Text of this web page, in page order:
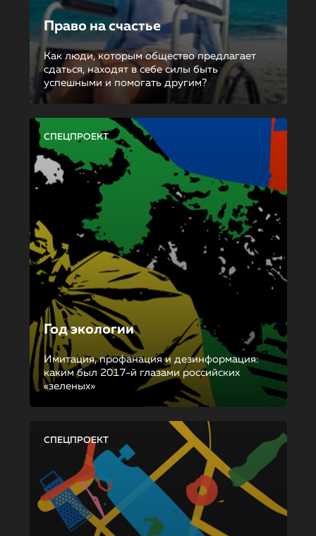
Право на счастье
Как люди, которым общество предлагает
сдаться, находят в себе силы быть
успешными и помогать другим?
СПЕЦПРОЕКТ
Год экологии
Имитация, профанация и дезинформация:
каким был 2017-й глазами российских
«зеленых»
СПЕЦПРОЕКТ